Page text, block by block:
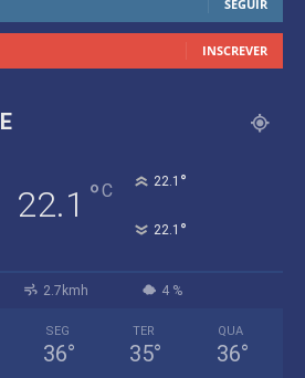
SEGUIR
INSCREVER
22.1 °C 22.1 °
22.1 °
2.7kmh 4 %
SEG
36°
TER
35°
QUA
36°